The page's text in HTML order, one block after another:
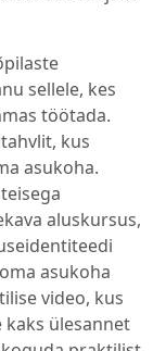
sellele, kes
töötada.
kus
asukoha.
aluskursus,
asukoha
video, kus
kaks ülesannet